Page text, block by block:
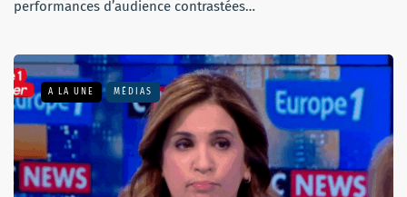
performances d’audience contrastées…
A LA UNE MÉDIAS